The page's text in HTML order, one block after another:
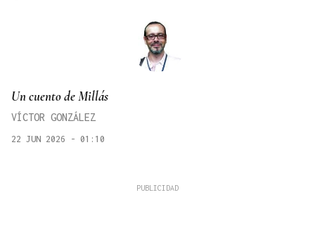
Un cuento de Millás
VÍCTOR GONZÁLEZ
22 JUN 2026 - 01:10